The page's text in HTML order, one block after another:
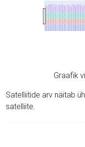
Graafik
Satelliitide arv näitab
satelliite.